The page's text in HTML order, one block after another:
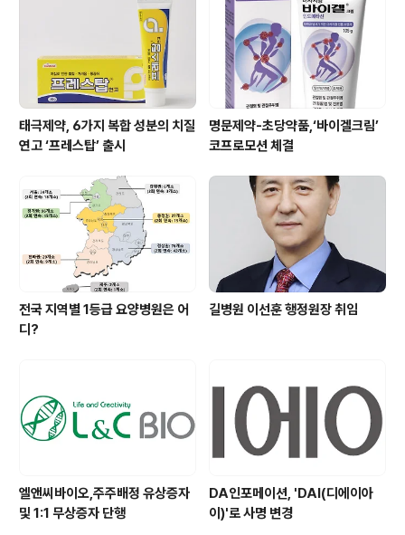
태극제약, 6가지 복합 성분의 치질
연고 ‘프레스탑’ 출시
명문제약-초당약품,‘바이겔크림’
코프로모션 체결
전국 지역별 1등급 요양병원은 어
디?
길병원 이선훈 행정원장 취임
엘앤씨바이오,주주배정 유상증자
및 1:1 무상증자 단행
DA인포메이션, 'DAI(디에이아
이)'로 사명 변경